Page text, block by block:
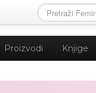
Proizvodi Knjige